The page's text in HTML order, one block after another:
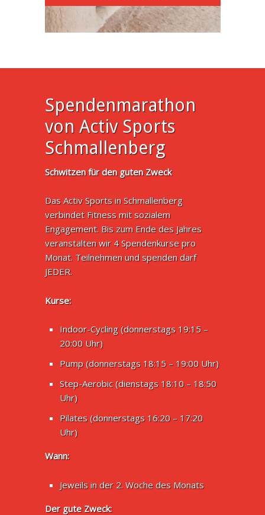
Spendenmarathon
von Activ Sports
Schmallenberg
Schwitzen für den guten Zweck
Das Activ Sports in Schmallenberg
verbindet Fitness mit sozialem
Engagement. Bis zum Ende des Jahres
veranstalten wir 4 Spendenkurse pro
Monat. Teilnehmen und spenden darf
JEDER.
Kurse:
Indoor-Cycling (donnerstags 19:15 –
20:00 Uhr)
Pump (donnerstags 18:15 – 19:00 Uhr)
Step-Aerobic (dienstags 18:10 – 18:50
Uhr)
Pilates (donnerstags 16:20 – 17:20
Uhr)
Wann:
Jeweils in der 2. Woche des Monats
Der gute Zweck: